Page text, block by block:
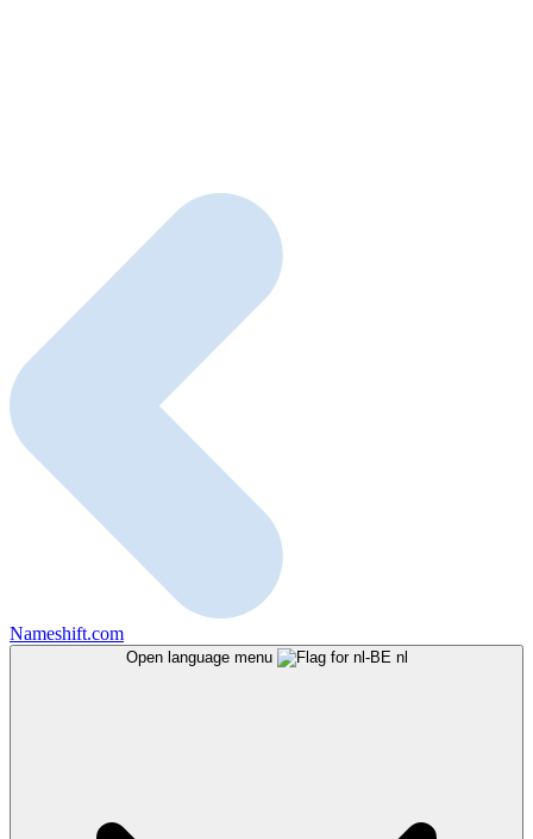
Nameshift.com
Open language menu nl